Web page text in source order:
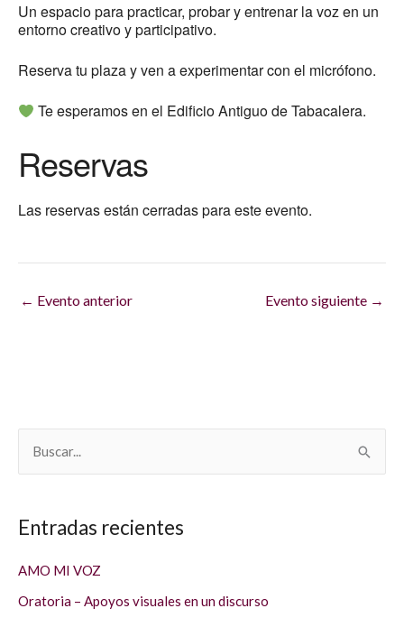
Un espacio para practicar, probar y entrenar la voz en un
entorno creativo y participativo.
Reserva tu plaza y ven a experimentar con el micrófono.
Te esperamos en el Edificio Antiguo de Tabacalera.
Reservas
Las reservas están cerradas para este evento.
← Evento anterior Evento siguiente →
c
a
Entradas recientes
AMO MI VOZ
Oratoria – Apoyos visuales en un discurso